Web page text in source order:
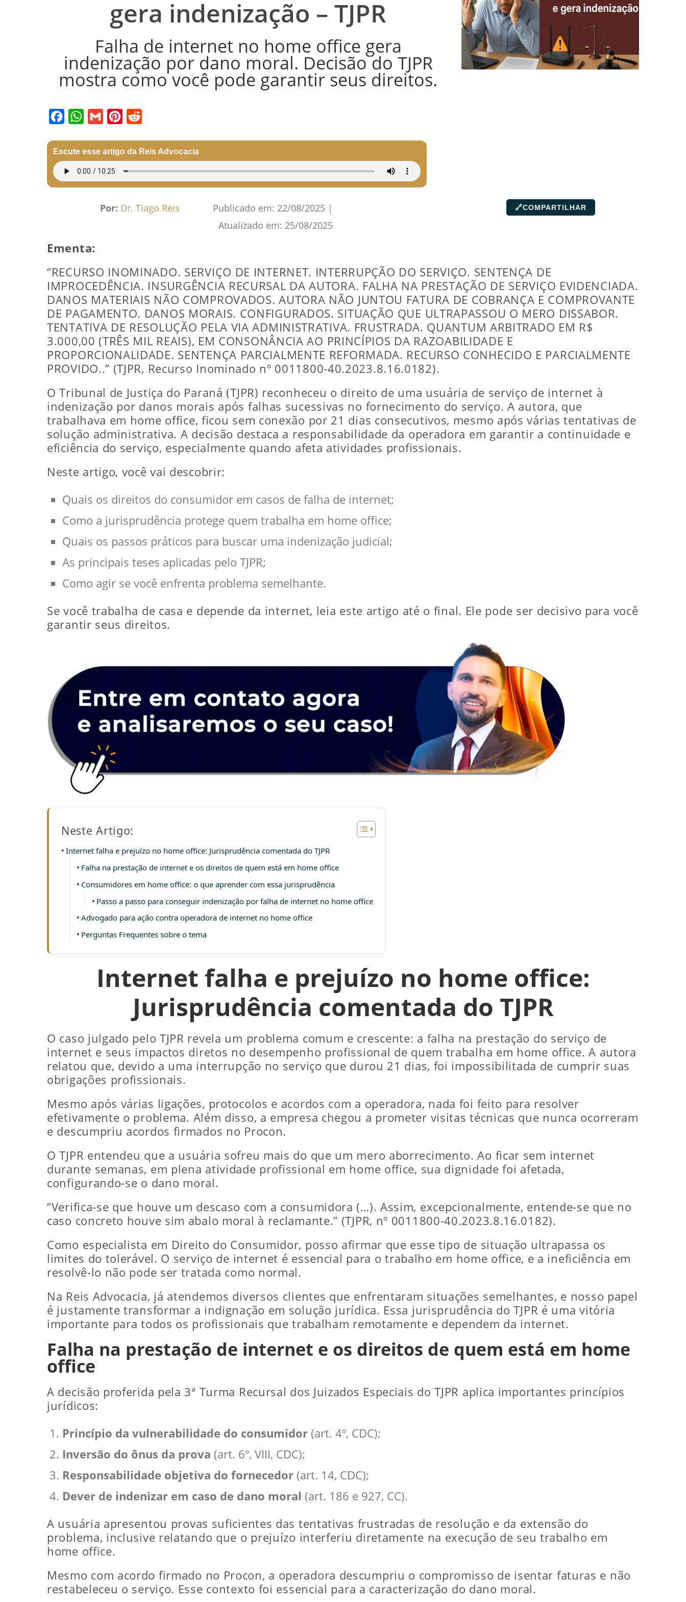
gera indenização – TJPR
Falha de internet no home office gera
indenização por dano moral. Decisão do TJPR
mostra como você pode garantir seus direitos.
Escute esse artigo da Reis Advocacia
Por: Dr. Tiago Reis Publicado em: 22/08/2025 |
Atualizado em: 25/08/2025
🔗COMPARTILHAR
Ementa:
“RECURSO INOMINADO. SERVIÇO DE INTERNET. INTERRUPÇÃO DO SERVIÇO. SENTENÇA DE
IMPROCEDÊNCIA. INSURGÊNCIA RECURSAL DA AUTORA. FALHA NA PRESTAÇÃO DE SERVIÇO EVIDENCIADA.
DANOS MATERIAIS NÃO COMPROVADOS. AUTORA NÃO JUNTOU FATURA DE COBRANÇA E COMPROVANTE
DE PAGAMENTO. DANOS MORAIS. CONFIGURADOS. SITUAÇÃO QUE ULTRAPASSOU O MERO DISSABOR.
TENTATIVA DE RESOLUÇÃO PELA VIA ADMINISTRATIVA. FRUSTRADA. QUANTUM ARBITRADO EM R$
3.000,00 (TRÊS MIL REAIS), EM CONSONÂNCIA AO PRINCÍPIOS DA RAZOABILIDADE E
PROPORCIONALIDADE. SENTENÇA PARCIALMENTE REFORMADA. RECURSO CONHECIDO E PARCIALMENTE
PROVIDO..” (TJPR, Recurso Inominado nº 0011800-40.2023.8.16.0182).
O Tribunal de Justiça do Paraná (TJPR) reconheceu o direito de uma usuária de serviço de internet à
indenização por danos morais após falhas sucessivas no fornecimento do serviço. A autora, que
trabalhava em home office, ficou sem conexão por 21 dias consecutivos, mesmo após várias tentativas de
solução administrativa. A decisão destaca a responsabilidade da operadora em garantir a continuidade e
eficiência do serviço, especialmente quando afeta atividades profissionais.
Neste artigo, você vai descobrir:
Quais os direitos do consumidor em casos de falha de internet;
Como a jurisprudência protege quem trabalha em home office;
Quais os passos práticos para buscar uma indenização judicial;
As principais teses aplicadas pelo TJPR;
Como agir se você enfrenta problema semelhante.
Se você trabalha de casa e depende da internet, leia este artigo até o final. Ele pode ser decisivo para você
garantir seus direitos.
Neste Artigo:
Internet falha e prejuízo no home office: Jurisprudência comentada do TJPR
Falha na prestação de internet e os direitos de quem está em home office
Consumidores em home office: o que aprender com essa jurisprudência
Passo a passo para conseguir indenização por falha de internet no home office
Advogado para ação contra operadora de internet no home office
Perguntas Frequentes sobre o tema
Internet falha e prejuízo no home office:
Jurisprudência comentada do TJPR
O caso julgado pelo TJPR revela um problema comum e crescente: a falha na prestação do serviço de
internet e seus impactos diretos no desempenho profissional de quem trabalha em home office. A autora
relatou que, devido a uma interrupção no serviço que durou 21 dias, foi impossibilitada de cumprir suas
obrigações profissionais.
Mesmo após várias ligações, protocolos e acordos com a operadora, nada foi feito para resolver
efetivamente o problema. Além disso, a empresa chegou a prometer visitas técnicas que nunca ocorreram
e descumpriu acordos firmados no Procon.
O TJPR entendeu que a usuária sofreu mais do que um mero aborrecimento. Ao ficar sem internet
durante semanas, em plena atividade profissional em home office, sua dignidade foi afetada,
configurando-se o dano moral.
“Verifica-se que houve um descaso com a consumidora (…). Assim, excepcionalmente, entende-se que no
caso concreto houve sim abalo moral à reclamante.” (TJPR, nº 0011800-40.2023.8.16.0182).
Como especialista em Direito do Consumidor, posso afirmar que esse tipo de situação ultrapassa os
limites do tolerável. O serviço de internet é essencial para o trabalho em home office, e a ineficiência em
resolvê-lo não pode ser tratada como normal.
Na Reis Advocacia, já atendemos diversos clientes que enfrentaram situações semelhantes, e nosso papel
é justamente transformar a indignação em solução jurídica. Essa jurisprudência do TJPR é uma vitória
importante para todos os profissionais que trabalham remotamente e dependem da internet.
Falha na prestação de internet e os direitos de quem está em home
office
A decisão proferida pela 3ª Turma Recursal dos Juizados Especiais do TJPR aplica importantes princípios
jurídicos:
Princípio da vulnerabilidade do consumidor (art. 4º, CDC);
Inversão do ônus da prova (art. 6º, VIII, CDC);
Responsabilidade objetiva do fornecedor (art. 14, CDC);
Dever de indenizar em caso de dano moral (art. 186 e 927, CC).
A usuária apresentou provas suficientes das tentativas frustradas de resolução e da extensão do
problema, inclusive relatando que o prejuízo interferiu diretamente na execução de seu trabalho em
home office.
Mesmo com acordo firmado no Procon, a operadora descumpriu o compromisso de isentar faturas e não
restabeleceu o serviço. Esse contexto foi essencial para a caracterização do dano moral.